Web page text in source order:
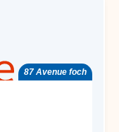
87 Avenue foch